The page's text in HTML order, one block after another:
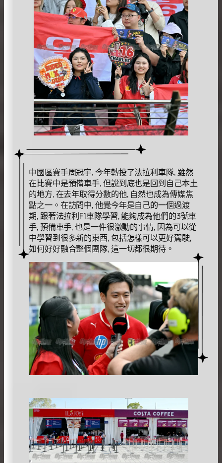
中國區賽手周冠宇, 今年轉投了法拉利車隊, 雖然
在比賽中是預備車手, 但說到底也是回到自己本土
的地方, 在去年取得分數的他, 自然也成為傳媒焦
點之一。在訪問中, 他覺今年是自己的一個過渡
期, 跟著法拉利F1車隊學習, 能夠成為他們的3號車
手, 預備車手, 也是一件很激動的事情, 因為可以從
中學習到很多新的東西, 包括怎樣可以更好駕駛,
如何好好融合整個團隊, 這一切都很期待。